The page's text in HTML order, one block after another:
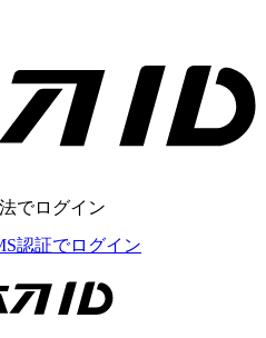
でログイン
認証でログイン